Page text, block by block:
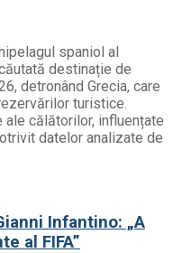
spaniol al
destinație de
detronând Grecia, care
turistice.
călătorilor, influențate
datelor analizate de
Infantino: „A
al FIFA”